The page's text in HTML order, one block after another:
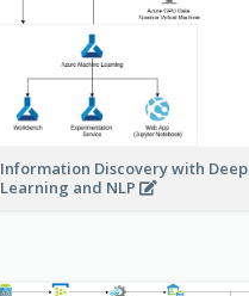
Information Discovery with Deep
Learning and NLP